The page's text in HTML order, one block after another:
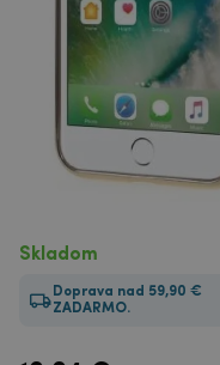
Skladom
Doprava nad 59,90 €
ZADARMO.